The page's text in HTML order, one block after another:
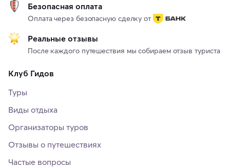
Безопасная оплата
Оплата через безопасную сделку от
Реальные отзывы
После каждого путешествия мы собираем отзыв туриста
Клуб Гидов
Туры
Виды отдыха
Организаторы туров
Отзывы о путешествиях
Частые вопросы